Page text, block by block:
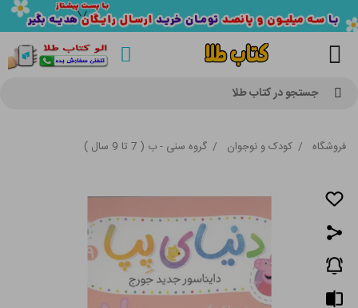
جستجو در کتاب طلا
فروشگاه / کودک و نوجوان / گروه سنی - ب ( 7 تا 9 سال )